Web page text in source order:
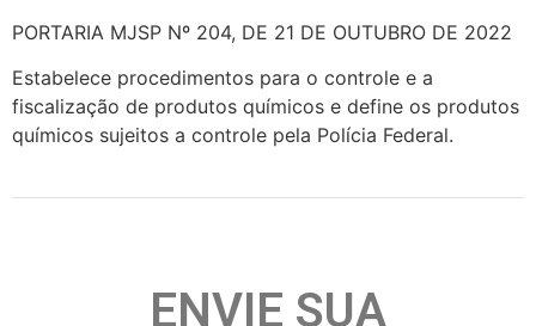
PORTARIA MJSP Nº 204, DE 21 DE OUTUBRO DE 2022
Estabelece procedimentos para o controle e a
fiscalização de produtos químicos e define os produtos
químicos sujeitos a controle pela Polícia Federal.
ENVIE SUA